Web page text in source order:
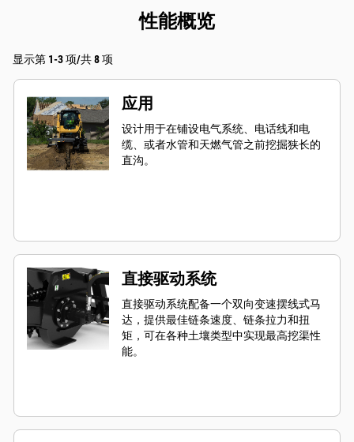
性能概览
显示第 1-3 项/共 8 项
应用
设计用于在铺设电气系统、电话线和电
缆、或者水管和天燃气管之前挖掘狭长的
直沟。
直接驱动系统
直接驱动系统配备一个双向变速摆线式马
达，提供最佳链条速度、链条拉力和扭
矩，可在各种土壤类型中实现最高挖渠性
能。